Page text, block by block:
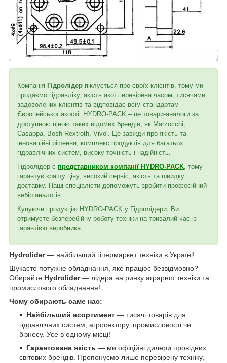
Компанія Гідролідер піклується про своїх клієнтів, тому ми
продаємо гідравліку, якість якої перевірена часом, тисячами
задоволених клієнтів та відповідає всім стандартам
Європейської якості. HYDRO-PACK – це товари-аналоги за
доступною ціною таких відомих брендів, як Marzocchi,
Casappa, Bosh Rextroth, Vivol. Це завжди про якість та
інноваційні рішення, комплекс продуктів для багатьох
гідравлічних систем, високу точність і надійність.
Гідролідер є представником компанії HYDRO-PACK, тому
гарантує кращу ціну, високий сервіс, якість та швидку
доставку. Наші спеціалісти допоможуть зробити професійний
вибір аналогів.
Купуючи продукцію HYDRO-PACK у Гідролідери, Ви
отримуєте безперебійну роботу техніки на тривалий час із
гарантією виробника.
Hydrolider— найбільший гіпермаркет техніки в Україні!
Шукаєте потужне обладнання, яке працює безвідмовно?
Обирайте Hydrolider— лідера на ринку аграрної техніки та
промислового обладнання!
Чому обирають саме нас:
Найбільший асортимент — тисячі товарів для
гідравлічних систем, агросектору, промисловості чи
бізнесу. Усе в одному місці!
Гарантована якість — ми офіційні дилери провідних
світових брендів. Пропонуємо лише перевірену техніку,